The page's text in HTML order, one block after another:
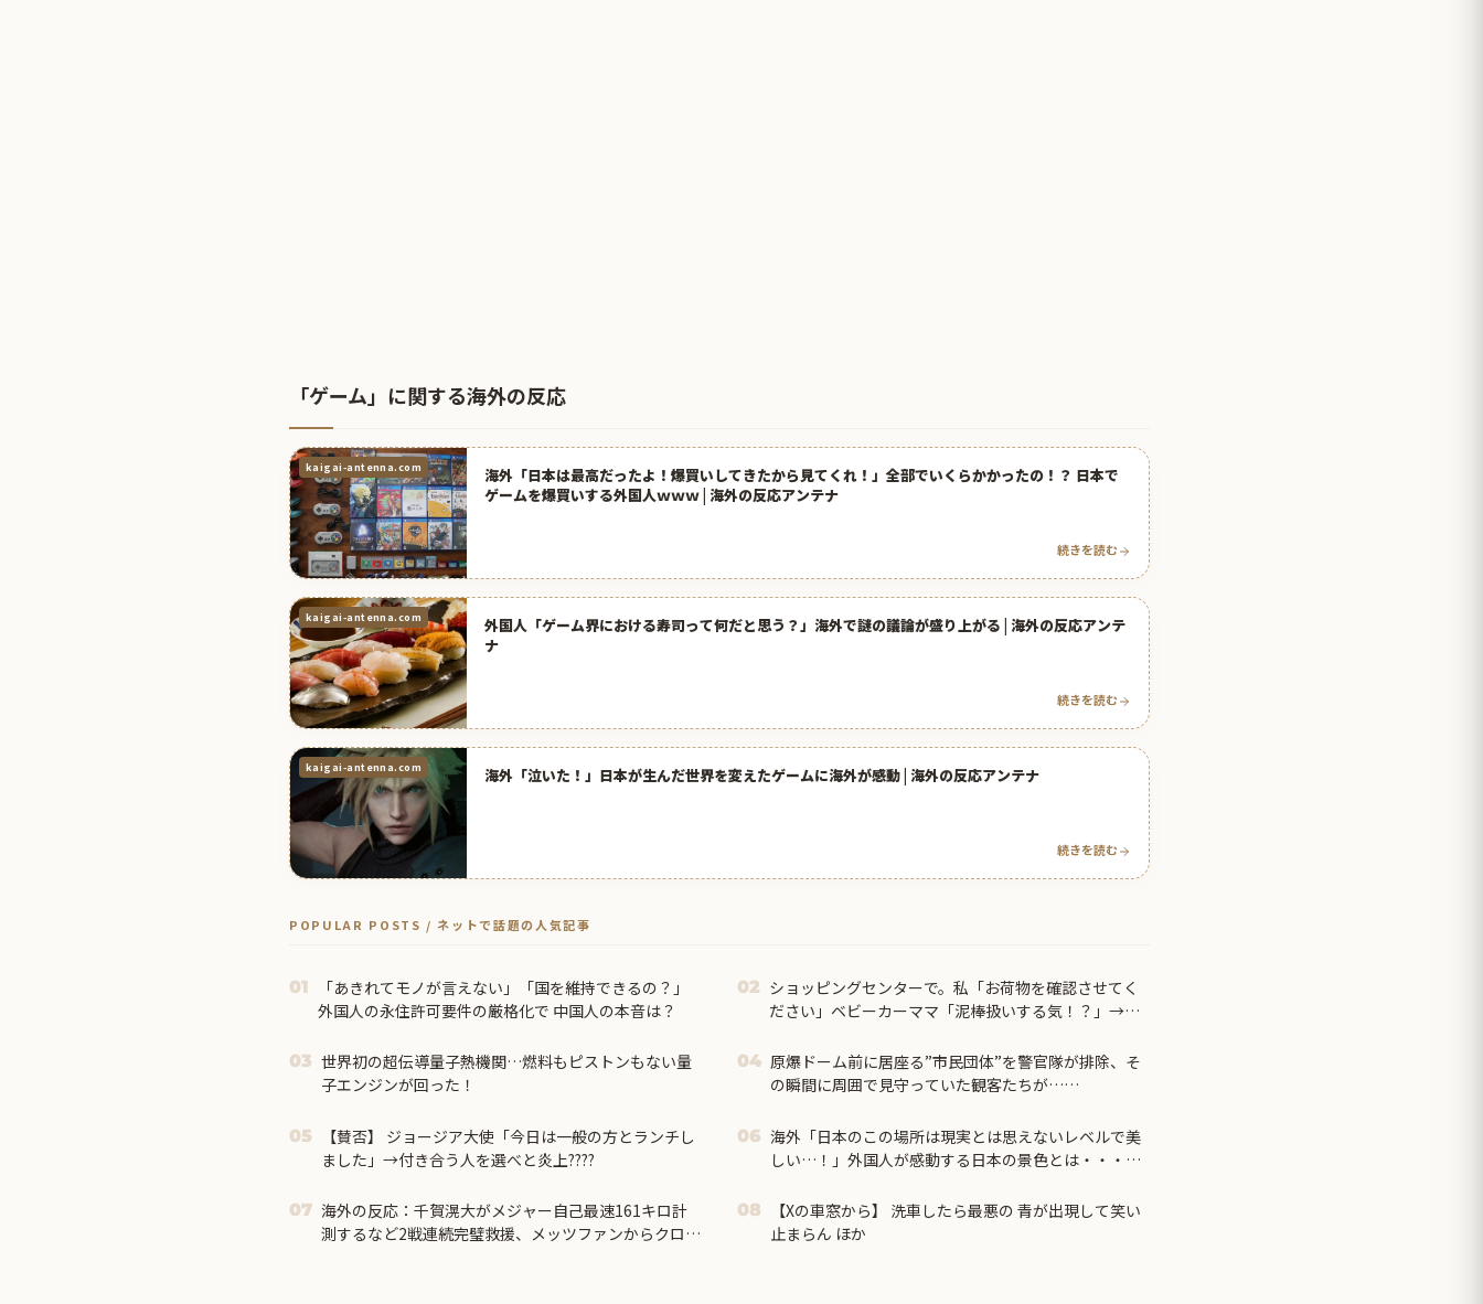
「ゲーム」に関する海外の反応
kaigai-antenna.com
海外「日本は最高だったよ！爆買いしてきたから見てくれ！」全部でいくらかかったの！？ 日本で
ゲームを爆買いする外国人ｗｗｗ | 海外の反応アンテナ
続きを読む
kaigai-antenna.com
外国人「ゲーム界における寿司って何だと思う？」海外で謎の議論が盛り上がる | 海外の反応アンテ
ナ
続きを読む
kaigai-antenna.com 海外「泣いた！」日本が生んだ世界を変えたゲームに海外が感動 | 海外の反応アンテナ
続きを読む
POPULAR POSTS / ネットで話題の人気記事
01
「あきれてモノが言えない」「国を維持できるの？」
外国人の永住許可要件の厳格化で 中国人の本音は？
02 ショッピングセンターで。私「お荷物を確認させてく
ださい」ベビーカーママ「泥棒扱いする気！？」→ゲ
03 世界初の超伝導量子熱機関…燃料もピストンもない量
子エンジンが回った！
04 原爆ドーム前に居座る”市民団体”を警官隊が排除、そ
の瞬間に周囲で見守っていた観客たちが……
05
【賛否】 ジョージア大使「今日は一般の方とランチし
ました」→付き合う人を選べと炎上????
06 海外「日本のこの場所は現実とは思えないレベルで美
しい…！」外国人が感動する日本の景色とは・・・？
07 海外の反応：千賀滉大がメジャー自己最速161キロ計
測するなど2戦連続完璧救援、メッツファンからクロー
08
【Xの車窓から】 洗車したら最悪の 青が出現して笑い
止まらん ほか